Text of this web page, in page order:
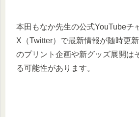
本田もなか先生の公式YouTubeチ
X（Twitter）で最新情報が随時更
のプリント企画や新グッズ展開は
る可能性があります。